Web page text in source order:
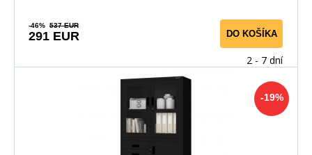
-46% 537 EUR
291 EUR DO KOŠÍKA
2 - 7 dní
-19%